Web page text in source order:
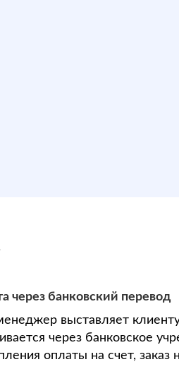
через банковский перевод
выставляет
через банковское
оплаты на счет, заказ